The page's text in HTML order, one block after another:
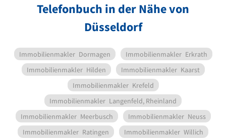
Telefonbuch in der Nähe von
Düsseldorf
Immobilienmakler Dormagen Immobilienmakler Erkrath
Immobilienmakler Hilden Immobilienmakler Kaarst
Immobilienmakler Krefeld
Immobilienmakler Langenfeld, Rheinland
Immobilienmakler Meerbusch Immobilienmakler Neuss
Immobilienmakler Ratingen Immobilienmakler Willich